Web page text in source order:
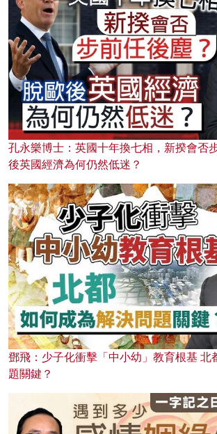
孔永樂博士：英國十年換七相，新揆會否
後英國經濟為何仍然低迷？
鄧飛：少子化衝擊「中小幼」教育根基 北
題關鍵？